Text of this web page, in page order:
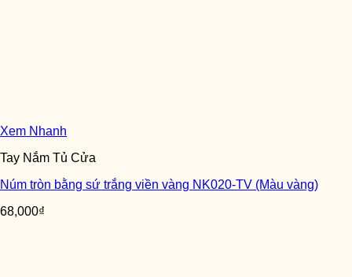
Xem Nhanh
Tay Nắm Tủ Cửa
Núm tròn bằng sứ trắng viền vàng NK020-TV (Màu vàng)
68,000₫